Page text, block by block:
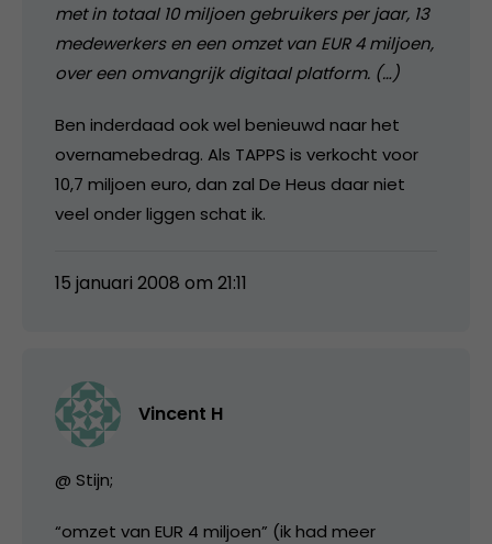
met in totaal 10 miljoen gebruikers per jaar, 13
medewerkers en een omzet van EUR 4 miljoen,
over een omvangrijk digitaal platform. (…)
Ben inderdaad ook wel benieuwd naar het
overnamebedrag. Als TAPPS is verkocht voor
10,7 miljoen euro, dan zal De Heus daar niet
veel onder liggen schat ik.
15 januari 2008 om 21:11
Vincent H
@ Stijn;
“omzet van EUR 4 miljoen” (ik had meer